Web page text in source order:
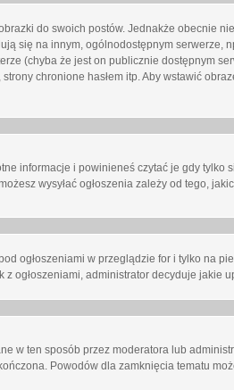
do swoich postów. Jednakże obecnie
się na innym, ogólnodostępnym serwerze,
(chyba że jest on publicznie dostępnym
chronione hasłem itp. Aby wstawić
informacje i powinieneś czytać je gdy
wysyłać ogłoszenia zależy od tego,
ogłoszeniami w przeglądzie for i tylko na
z ogłoszeniami, administrator decyduje
w ten sposób przez moderatora lub
Powodów dla zamknięcia tematu